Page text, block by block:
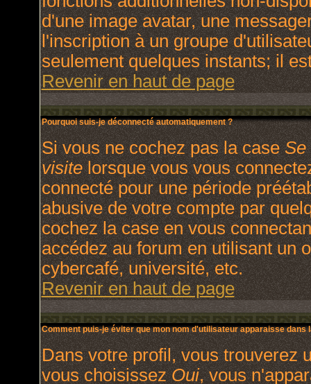
d'une image avatar, une
l'inscription à un groupe
seulement quelques instants; il
Revenir en haut de page
Pourquoi suis-je déconnecté automatiquement ?
Si vous ne cochez pas la caseSe
visitelorsque vous vous
connecté pour une période
abusive de votre compte par
cochez la case en vous
accédez au forum en utilisant un
cybercafé, université, etc.
Revenir en haut de page
Comment puis-je éviter que mon nom d'utilisateur apparaisse dans
Dans votre profil, vous trouverez
vous choisissezOui, vous